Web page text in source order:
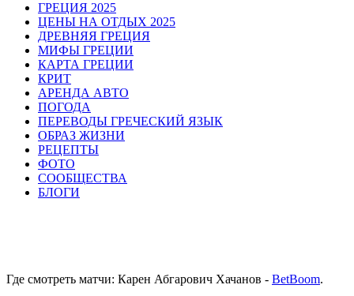
ГРЕЦИЯ 2025
ЦЕНЫ НА ОТДЫХ 2025
ДРЕВНЯЯ ГРЕЦИЯ
МИФЫ ГРЕЦИИ
КАРТА ГРЕЦИИ
КРИТ
АРЕНДА АВТО
ПОГОДА
ПЕРЕВОДЫ ГРЕЧЕСКИЙ ЯЗЫК
ОБРАЗ ЖИЗНИ
РЕЦЕПТЫ
ФОТО
СООБЩЕСТВА
БЛОГИ
Где смотреть матчи: Карен Абгарович Хачанов - BetBoom.